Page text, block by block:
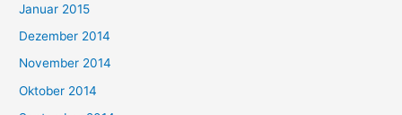
Januar 2015
Dezember 2014
November 2014
Oktober 2014